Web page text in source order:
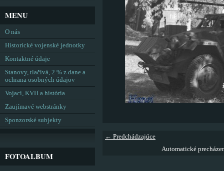
← Predchádzajúce
Automatické
MENU
O nás
Historické vojenské jednotky
Kontaktné údaje
Stanovy, tlačivá, 2 % z dane a
ochrana osobných údajov
Vojaci, KVH a história
Zaujímavé webstránky
Sponzorské subjekty
FOTOALBUM